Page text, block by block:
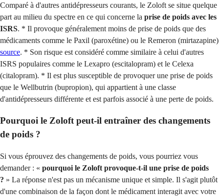
Comparé à d'autres antidépresseurs courants, le Zoloft se situe quelque
part au milieu du spectre en ce qui concerne la prise de poids avec les
ISRS. * Il provoque généralement moins de prise de poids que des
médicaments comme le Paxil (paroxétine) ou le Remeron (mirtazapine)
source. * Son risque est considéré comme similaire à celui d'autres
ISRS populaires comme le Lexapro (escitalopram) et le Celexa
(citalopram). * Il est plus susceptible de provoquer une prise de poids
que le Wellbutrin (bupropion), qui appartient à une classe
d'antidépresseurs différente et est parfois associé à une perte de poids.
Pourquoi le Zoloft peut-il entraîner des changements
de poids ?
Si vous éprouvez des changements de poids, vous pourriez vous
demander : « pourquoi le Zoloft provoque-t-il une prise de poids
? » La réponse n'est pas un mécanisme unique et simple. Il s'agit plutôt
d'une combinaison de la façon dont le médicament interagit avec votre